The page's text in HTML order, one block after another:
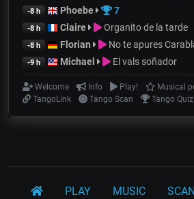
-8 h Phoebe 7
-8 h Claire Organito de la tarde
-8 h Florian No te apures
-9 h Michael El vals soñador
Welcome Info Play!
Musical
TangoLink
Tango Scan Tango Quiz
PLAY MUSIC SCAN